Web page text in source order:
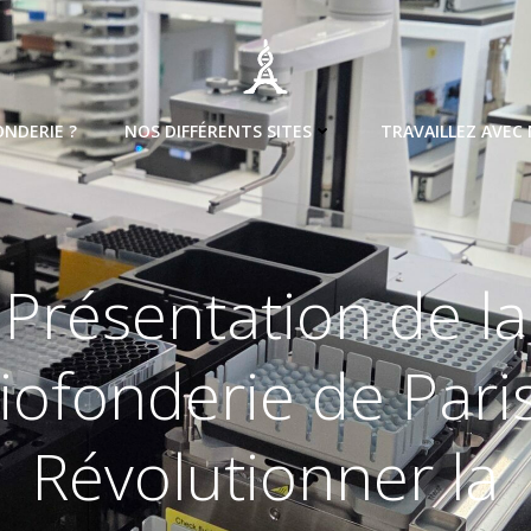
? NOS DIFFÉRENTS SITES TRAVAILLEZ AVEC
Présentation de la
de
Révolutionner la